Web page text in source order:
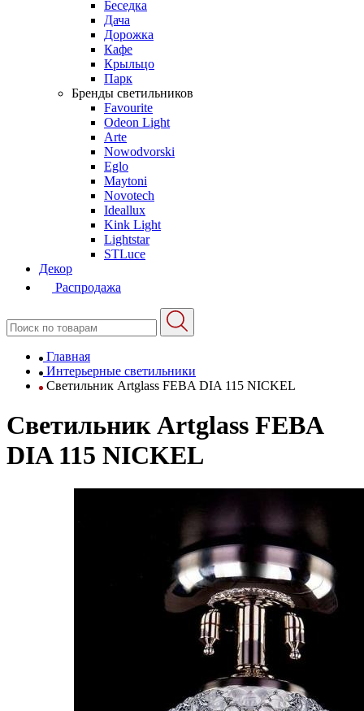
Беседка
Дача
Дорожка
Кафе
Крыльцо
Парк
Бренды светильников
Favourite
Odeon Light
Arte
Nowodvorski
Eglo
Maytoni
Novotech
Ideallux
Kink Light
Lightstar
STLuce
Декор
Распродажа
Главная
Интерьерные светильники
Светильник Artglass FEBA DIA 115 NICKEL
Светильник Artglass FEBA
DIA 115 NICKEL